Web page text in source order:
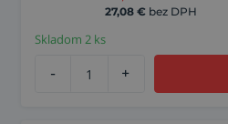
27,08 € bez DPH
Skladom 2 ks
- +